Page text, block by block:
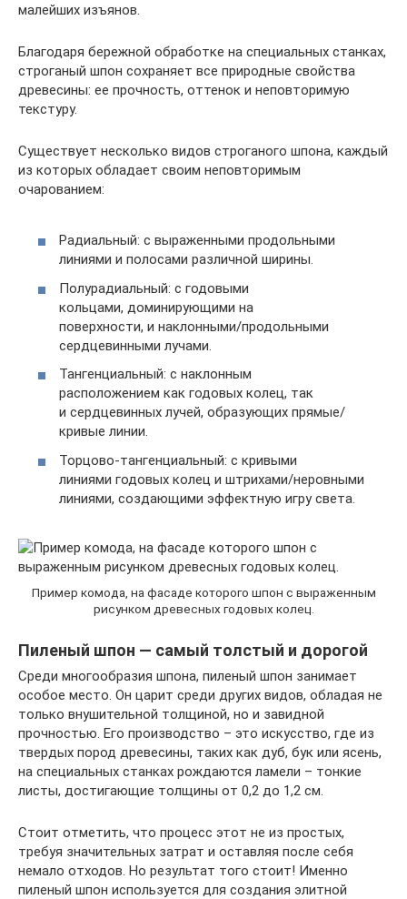
малейших изъянов.
Благодаря бережной обработке на специальных станках,
строганый шпон сохраняет все природные свойства
древесины: ее прочность, оттенок и неповторимую
текстуру.
Существует несколько видов строганого шпона, каждый
из которых обладает своим неповторимым
очарованием:
Радиальный: с выраженными продольными
линиями и полосами различной ширины.
Полурадиальный: с годовыми
кольцами, доминирующими на
поверхности, и наклонными/продольными
сердцевинными лучами.
Тангенциальный: с наклонным
расположением как годовых колец, так
и сердцевинных лучей, образующих прямые/
кривые линии.
Торцово-тангенциальный: с кривыми
линиями годовых колец и штрихами/неровными
линиями, создающими эффектную игру света.
Пример комода, на фасаде которого шпон с выраженным
рисунком древесных годовых колец.
Пиленый шпон — самый толстый и дорогой
Среди многообразия шпона, пиленый шпон занимает
особое место. Он царит среди других видов, обладая не
только внушительной толщиной, но и завидной
прочностью. Его производство – это искусство, где из
твердых пород древесины, таких как дуб, бук или ясень,
на специальных станках рождаются ламели – тонкие
листы, достигающие толщины от 0,2 до 1,2 см.
Стоит отметить, что процесс этот не из простых,
требуя значительных затрат и оставляя после себя
немало отходов. Но результат того стоит! Именно
пиленый шпон используется для создания элитной